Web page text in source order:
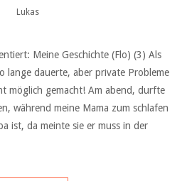
Lukas
Meine Geschichte (Flo) (3) Als
lange dauerte, aber private Probleme
möglich gemacht! Am abend, durfte
während meine Mama zum schlafen
ist, da meinte sie er muss in der